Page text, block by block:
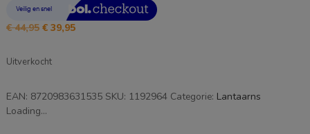
€44,95 Oorspronkelijke
was:
€39,95Huidige
Uitverkocht
EAN: 8720983631535 SKU: 1192964 Categorie: Lantaarns
Loading...